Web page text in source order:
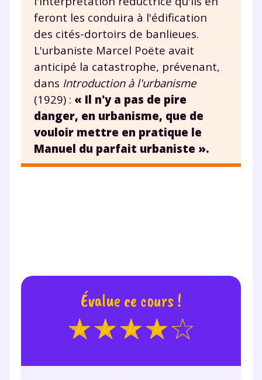
feront les conduira à l'édification
des cités-dortoirs de banlieues.
L'urbaniste Marcel Poëte avait
anticipé la catastrophe, prévenant,
dans Introduction à l'urbanisme
(1929) : « Il n'y a pas de pire
danger, en urbanisme, que de
vouloir mettre en pratique le
Manuel du parfait urbaniste ».
Évalue ce cours !